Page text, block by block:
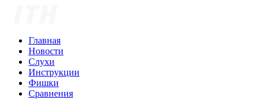
Главная
Новости
Слухи
Инструкции
Фишки
Сравнения